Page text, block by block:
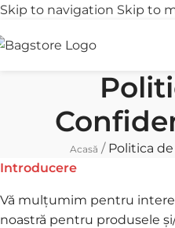
Skip to navigation Skip to
Transport gratuit
Acasă / Politica
Introducere
Vă mulțumim pentru
noastră pentru produsele